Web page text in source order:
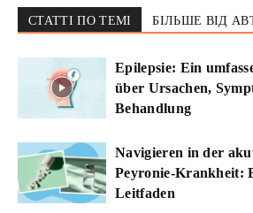
СТАТТІ ПО ТЕМІ БІЛЬШЕ ВІД
Epilepsie: Ein
über Ursachen,
Behandlung
Navigieren in der
Peyronie-Krankheit:
Leitfaden